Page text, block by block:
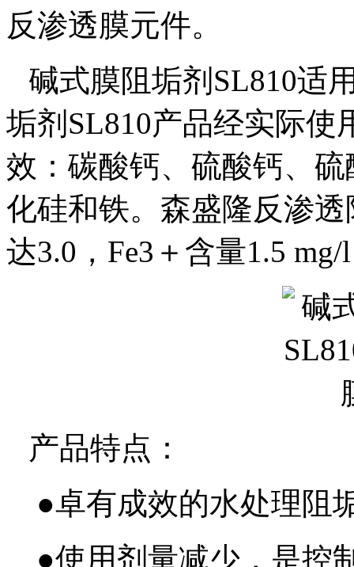
反渗透膜元件。
碱式膜阻垢剂SL810适
垢剂 SL810产品经实际使
效：碳酸钙、硫酸钙、
化硅和铁。森盛隆反渗
达3.0 ， Fe3 ＋含量1.5 mg/l
产品特点：
●卓有成效的水处理阻
●使用剂量减少，是控